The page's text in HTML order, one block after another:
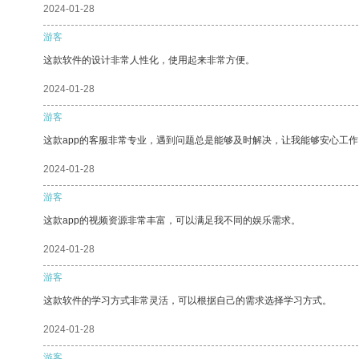
2024-01-28
游客
这款软件的设计非常人性化，使用起来非常方便。
2024-01-28
游客
这款app的客服非常专业，遇到问题总是能够及时解决，让我能够安心工
2024-01-28
游客
这款app的视频资源非常丰富，可以满足我不同的娱乐需求。
2024-01-28
游客
这款软件的学习方式非常灵活，可以根据自己的需求选择学习方式。
2024-01-28